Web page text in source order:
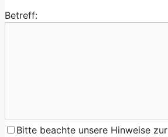
Betreff:
Bitte beachte unsere Hinweise zur